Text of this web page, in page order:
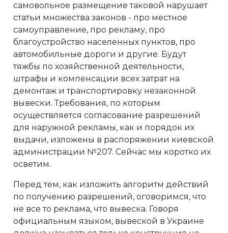
самовольное размещение таковой нарушает
статьи множества законов - про местное
самоуправление, про рекламу, про
благоустройство населенных пунктов, про
автомобильные дороги и другие. Будут
тяжбы по хозяйственной деятельности,
штрафы и компенсации всех затрат на
демонтаж и транспортировку незаконной
вывески. Требования, по которым
осуществляется согласование разрешений
для наружной рекламы, как и порядок их
выдачи, изложены в распоряжении киевской
администрации №207. Сейчас мы коротко их
осветим.
Перед тем, как изложить алгоритм действий
по получению разрешений, оговоримся, что
не все то реклама, что вывеска. Говоря
официальным языком, вывеской в Украине